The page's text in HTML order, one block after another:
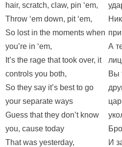
hair, scratch, claw, pin ‘em,
Throw ‘em down, pit ‘em,
So lost in the moments when
you’re in ‘em,
It’s the rage that took over, it
controls you both,
So they say it’s best to go
your separate ways
Guess that they don’t know
you, cause today
That was yesterday,
А
Вы
И